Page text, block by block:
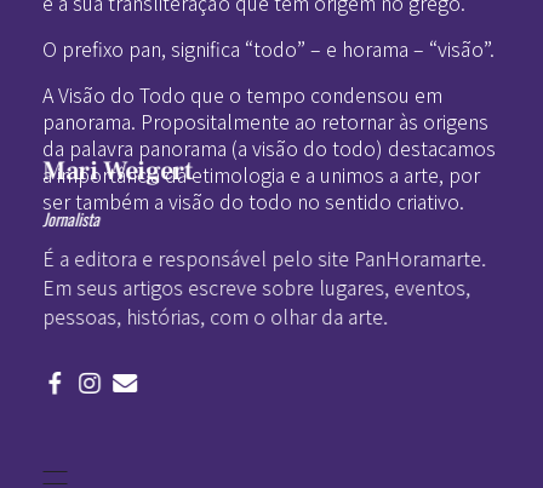
O prefixo pan, significa “todo” – e horama – “visão”.
A Visão do Todo que o tempo condensou em
panorama. Propositalmente ao retornar às origens
da palavra panorama (a visão do todo) destacamos
a importância da etimologia e a unimos a arte, por
ser também a visão do todo no sentido criativo.
Mari Weigert
Jornalista
É a editora e responsável pelo site PanHoramarte.
Em seus artigos escreve sobre lugares, eventos,
pessoas, histórias, com o olhar da arte.